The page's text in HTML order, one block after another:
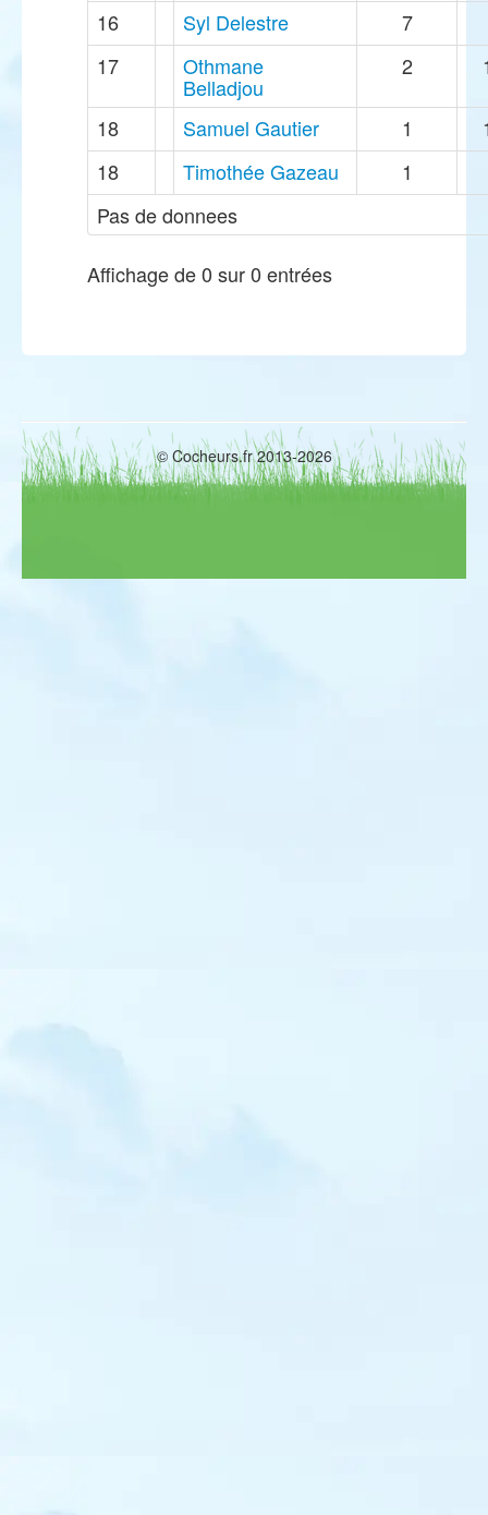
16 Syl Delestre
7
17
Othmane
Belladjou
2
18 Samuel Gautier 1
18
Timothée Gazeau 1
Pas de donnees
Affichage de 0 sur 0 entrées
© Cocheurs.fr 2013-2026